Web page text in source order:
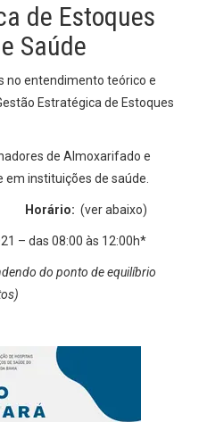
de Estoques
Saúde
no entendimento teórico e
Estratégica de Estoques
de Almoxarifado e
em instituições de saúde.
Horário: (ver abaixo)
– das 08:00 às 12:00h*
do ponto de equilíbrio